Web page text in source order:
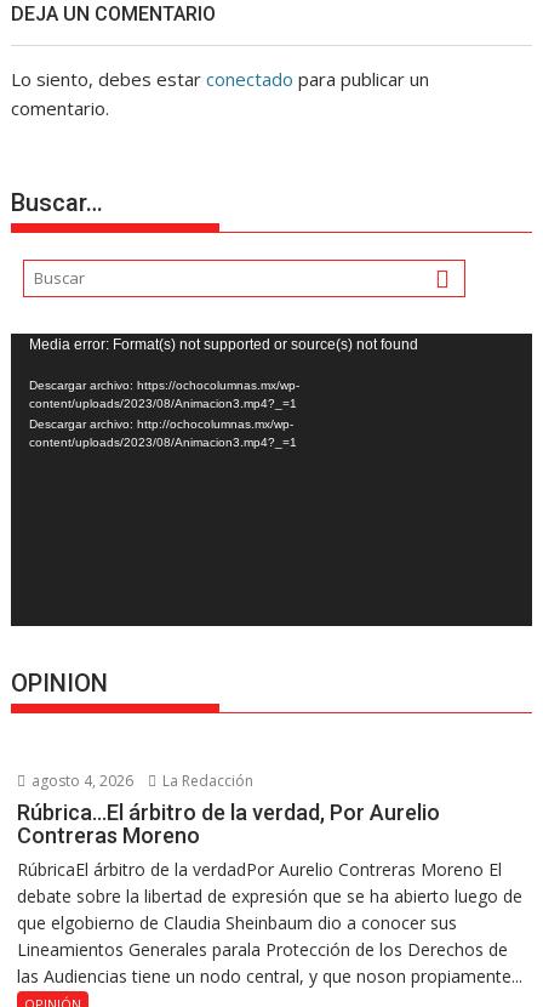
DEJA UN COMENTARIO
Lo siento, debes estarconectado para publicar un
comentario.
Buscar…
Reproductor
de
vídeo
Media error: Format(s) not supported or source(s) not found
Descargar archivo: https://ochocolumnas.mx/wp-
content/uploads/2023/08/Animacion3.mp4?_=1
Descargar archivo: http://ochocolumnas.mx/wp-
content/uploads/2023/08/Animacion3.mp4?_=1
OPINION
agosto 4, 2026 La Redacción
Rúbrica…El árbitro de la verdad, Por Aurelio
Contreras Moreno
RúbricaEl árbitro de la verdadPor Aurelio Contreras Moreno El
debate sobre la libertad de expresión que se ha abierto luego de
que elgobierno de Claudia Sheinbaum dio a conocer sus
Lineamientos Generales parala Protección de los Derechos de
las Audiencias tiene un nodo central, y que noson propiamente...